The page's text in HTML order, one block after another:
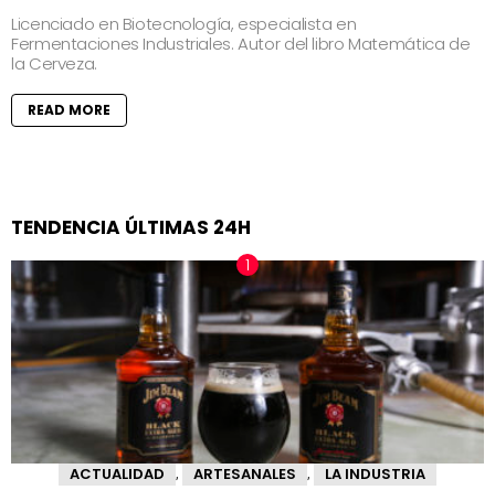
Licenciado en Biotecnología, especialista en
Fermentaciones Industriales. Autor del libro Matemática de
la Cerveza.
READ MORE
TENDENCIA ÚLTIMAS 24H
ACTUALIDAD , ARTESANALES , LA INDUSTRIA